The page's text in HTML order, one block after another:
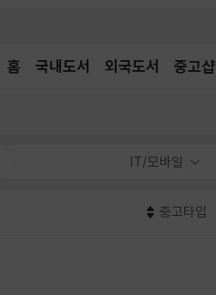
홈 국내도서 외국도서 중고샵
IT/모바일
중고타입